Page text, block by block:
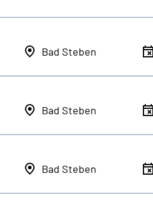
Bad Steben
Bad Steben
Bad Steben